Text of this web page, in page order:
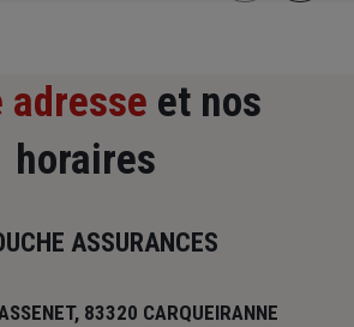
adresse et nos
horaires
ASSURANCES
83320 CARQUEIRANNE